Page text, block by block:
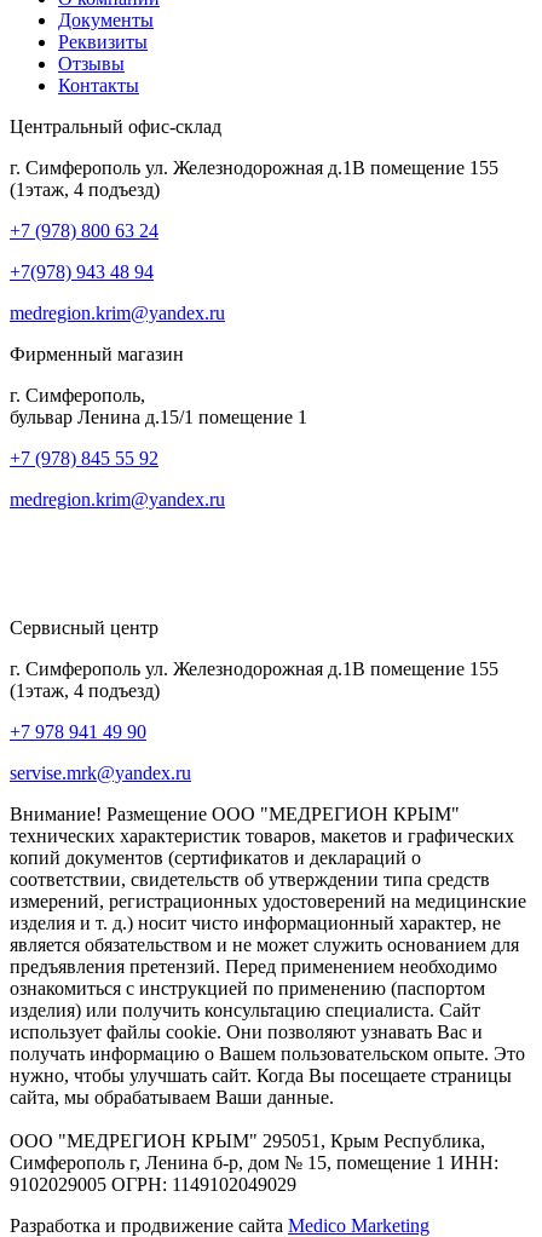
Документы
Реквизиты
Отзывы
Контакты
Центральный офис-склад
г. Симферополь ул. Железнодорожная д.1В помещение 155
(1этаж, 4 подъезд)
+7 (978) 800 63 24
+7(978) 943 48 94
medregion.krim@yandex.ru
Фирменный магазин
г. Симферополь,
бульвар Ленина д.15/1 помещение 1
+7 (978) 845 55 92
medregion.krim@yandex.ru
Сервисный центр
г. Симферополь ул. Железнодорожная д.1В помещение 155
(1этаж, 4 подъезд)
+7 978 941 49 90
servise.mrk@yandex.ru
Внимание! Размещение ООО "МЕДРЕГИОН КРЫМ"
технических характеристик товаров, макетов и графических
копий документов (сертификатов и деклараций о
соответствии, свидетельств об утверждении типа средств
измерений, регистрационных удостоверений на медицинские
изделия и т. д.) носит чисто информационный характер, не
является обязательством и не может служить основанием для
предъявления претензий. Перед применением необходимо
ознакомиться с инструкцией по применению (паспортом
изделия) или получить консультацию специалиста. Сайт
использует файлы cookie. Они позволяют узнавать Вас и
получать информацию о Вашем пользовательском опыте. Это
нужно, чтобы улучшать сайт. Когда Вы посещаете страницы
сайта, мы обрабатываем Ваши данные.
ООО "МЕДРЕГИОН КРЫМ" 295051, Крым Республика,
Симферополь г, Ленина б-р, дом № 15, помещение 1 ИНН:
9102029005 ОГРН: 1149102049029
Разработка и продвижение сайта Medico Marketing